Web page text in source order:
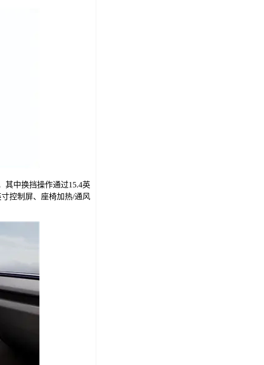
其中换挡操作通过15.4英
控制屏、座椅加热/通风